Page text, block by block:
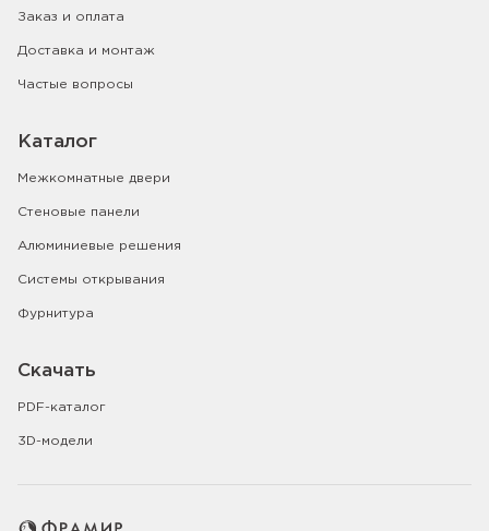
Заказ и оплата
Доставка и монтаж
Частые вопросы
Каталог
Межкомнатные двери
Стеновые панели
Алюминиевые решения
Системы открывания
Фурнитура
Скачать
PDF-каталог
3D-модели